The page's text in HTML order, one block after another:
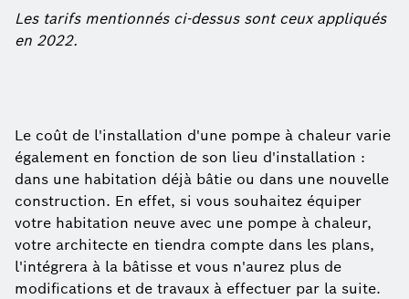
Les tarifs mentionnés ci-dessus sont ceux appliqués
en 2022.
Le coût de l'installation d'une pompe à chaleur varie
également en fonction de son lieu d'installation :
dans une habitation déjà bâtie ou dans une nouvelle
construction. En effet, si vous souhaitez équiper
votre habitation neuve avec une pompe à chaleur,
votre architecte en tiendra compte dans les plans,
l'intégrera à la bâtisse et vous n'aurez plus de
modifications et de travaux à effectuer par la suite.